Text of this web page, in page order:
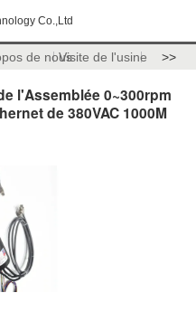
Co.,Ltd
de nousVisite de l'usine >>
l'Assemblée 0~300rpm
de 380VAC 1000M